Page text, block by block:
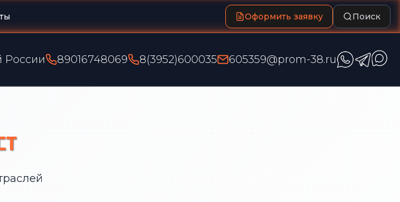
Оформить заявку Поиск
России 89016748069 8(3952)600035 605359@prom-38.ru